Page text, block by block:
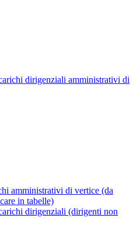
dirigenziali amministrativi di
amministrativi di vertice (da
in tabelle)
dirigenziali (dirigenti non